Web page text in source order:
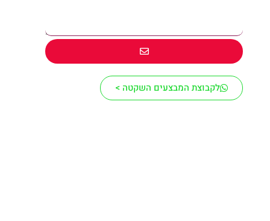
לקבוצת המבצעים השקטה >